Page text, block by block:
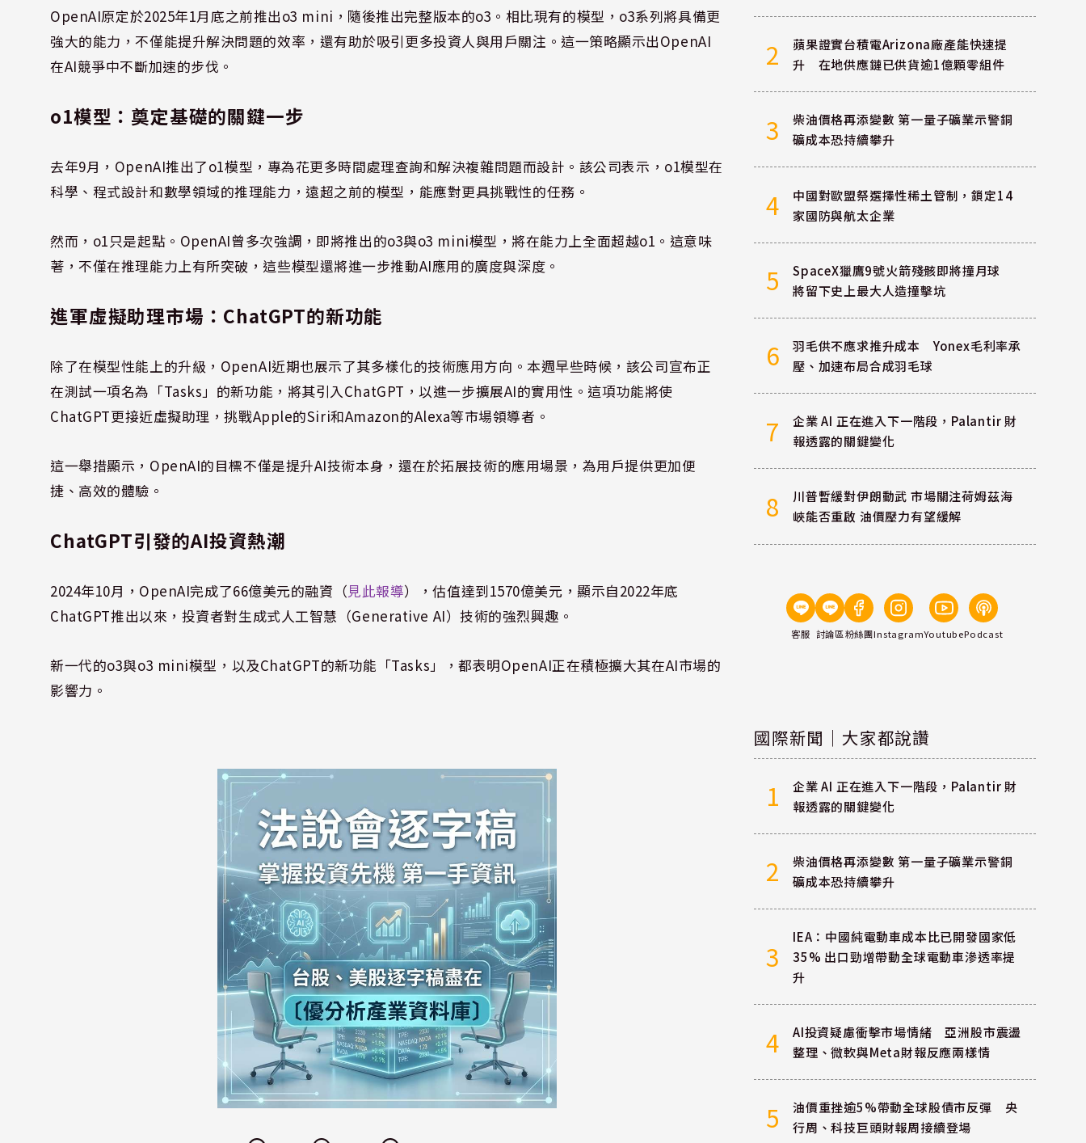
OpenAI原定於2025年1月底之前推出o3 mini，隨後推出完整版本的o3。相比現有的模型，o3系列將具備更
強大的能力，不僅能提升解決問題的效率，還有助於吸引更多投資人與用戶關注。這一策略顯示出OpenAI
在AI競爭中不斷加速的步伐。
o1模型：奠定基礎的關鍵一步
去年9月，OpenAI推出了o1模型，專為花更多時間處理查詢和解決複雜問題而設計。該公司表示，o1模型在
科學、程式設計和數學領域的推理能力，遠超之前的模型，能應對更具挑戰性的任務。
然而，o1只是起點。OpenAI曾多次強調，即將推出的o3與o3 mini模型，將在能力上全面超越o1。這意味
著，不僅在推理能力上有所突破，這些模型還將進一步推動AI應用的廣度與深度。
進軍虛擬助理市場：ChatGPT的新功能
除了在模型性能上的升級，OpenAI近期也展示了其多樣化的技術應用方向。本週早些時候，該公司宣布正
在測試一項名為「Tasks」的新功能，將其引入ChatGPT，以進一步擴展AI的實用性。這項功能將使
ChatGPT更接近虛擬助理，挑戰Apple的Siri和Amazon的Alexa等市場領導者。
這一舉措顯示，OpenAI的目標不僅是提升AI技術本身，還在於拓展技術的應用場景，為用戶提供更加便
捷、高效的體驗。
ChatGPT引發的AI投資熱潮
2024年10月，OpenAI完成了66億美元的融資（見此報導），估值達到1570億美元，顯示自2022年底
ChatGPT推出以來，投資者對生成式人工智慧（Generative AI）技術的強烈興趣。
新一代的o3與o3 mini模型，以及ChatGPT的新功能「Tasks」，都表明OpenAI正在積極擴大其在AI市場的
影響力。
2
蘋果證實台積電Arizona廠產能快速提
升 在地供應鏈已供貨逾1億顆零組件
3
柴油價格再添變數 第一量子礦業示警銅
礦成本恐持續攀升
4
中國對歐盟祭選擇性稀土管制，鎖定14
家國防與航太企業
5
SpaceX獵鷹9號火箭殘骸即將撞月球
將留下史上最大人造撞擊坑
6
羽毛供不應求推升成本 Yonex毛利率承
壓、加速布局合成羽毛球
7
企業 AI 正在進入下一階段，Palantir 財
報透露的關鍵變化
8
川普暫緩對伊朗動武 市場關注荷姆茲海
峽能否重啟 油價壓力有望緩解
客服 討論區粉絲團InstagramYoutubePodcast
國際新聞｜大家都說讚
1
企業 AI 正在進入下一階段，Palantir 財
報透露的關鍵變化
2
柴油價格再添變數 第一量子礦業示警銅
礦成本恐持續攀升
3
IEA：中國純電動車成本比已開發國家低
35% 出口勁增帶動全球電動車滲透率提
升
4
AI投資疑慮衝擊市場情緒 亞洲股市震盪
整理、微軟與Meta財報反應兩樣情
5
油價重挫逾5%帶動全球股債市反彈 央
行周、科技巨頭財報周接續登場